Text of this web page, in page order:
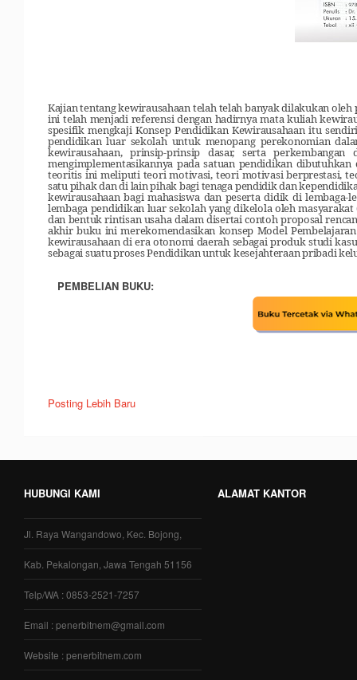
Kajian tentang kewirausahaan telah telah banyak dilakukan
ini telah menjadi referensi dengan hadirnya mata kuliah
spesifik mengkaji Konsep Pendidikan Kewirausahaan itu
pendidikan luar sekolah untuk menopang perekonomian
kewirausahaan, prinsip-prinsip dasar, serta
mengimplementasikannya pada satuan pendidikan
teoritis ini meliputi teori motivasi, teori motivasi berprestasi,
satu pihak dan dilain pihak bagi tenaga pendidik dan
kewirausahaan bagi mahasiswa dan peserta didik di
lembaga pendidikan luar sekolah yang dikelolaoleh
dan bentuk rintisan usaha dalam disertai contoh proposal
akhirbuku inimerekomendasikan konsep Model
kewirausahaan di era otonomi daerah sebagai produk studi
sebagai suatu proses Pendidikan untuk kesejahteraan pribadi
PEMBELIAN BUKU:
Posting Lebih Baru
HUBUNGI KAMI
Jl. Raya Wangandowo, Kec. Bojong,
Kab. Pekalongan, Jawa Tengah 51156
Telp/WA : 0853-2521-7257
Email : penerbitnem@gmail.com
Website : penerbitnem.com
ALAMAT KANTOR